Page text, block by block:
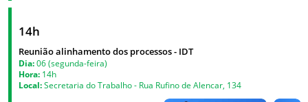
14h
Reunião alinhamento dos processos - IDT
Dia:06 (segunda-feira)
Hora: 14h
Local:Secretaria do Trabalho - Rua Rufino de Alencar, 134